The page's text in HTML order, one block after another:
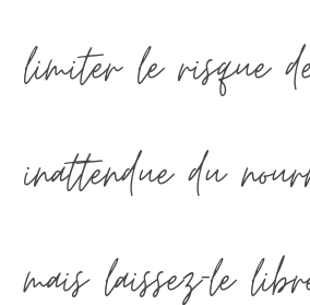
limiter le risque
inattendue du
mais laissez-le